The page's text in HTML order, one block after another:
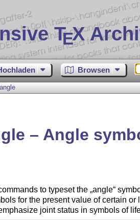
TEX
Browsen
– Angle
to typeset the angle
for the present value of certain
joint status in symbols of